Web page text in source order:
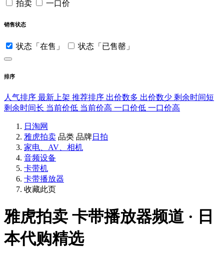
拍卖 一口价
销售状态
状态「在售」 状态「已售罄」
排序
人气排序 最新上架 推荐排序 出价数多 出价数少 剩余时间短
剩余时间长 当前价低 当前价高 一口价低 一口价高
日淘网
雅虎拍卖 品类 品牌日拍
家电、AV、相机
音频设备
卡带机
卡带播放器
收藏此页
雅虎拍卖 卡带播放器频道 · 日
本代购精选